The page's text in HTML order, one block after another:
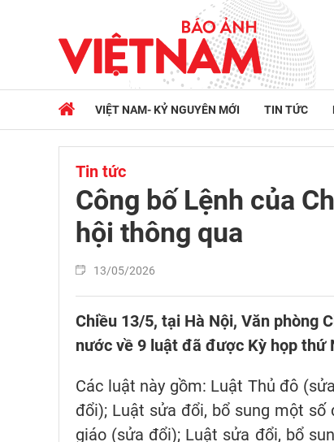
VIỆT NAM- KỶ NGUYÊN MỚI TIN TỨC
Tin tức
Công bố Lệnh của
hội thông qua
13/05/2026
Chiều 13/5, tại Hà Nội, Văn phòng
nước về 9 luật đã được Kỳ họp thứ
Các luật này gồm: Luật Thủ đô
đổi); Luật sửa đổi, bổ sung một số
giáo (sửa đổi); Luật sửa đổi, bổ